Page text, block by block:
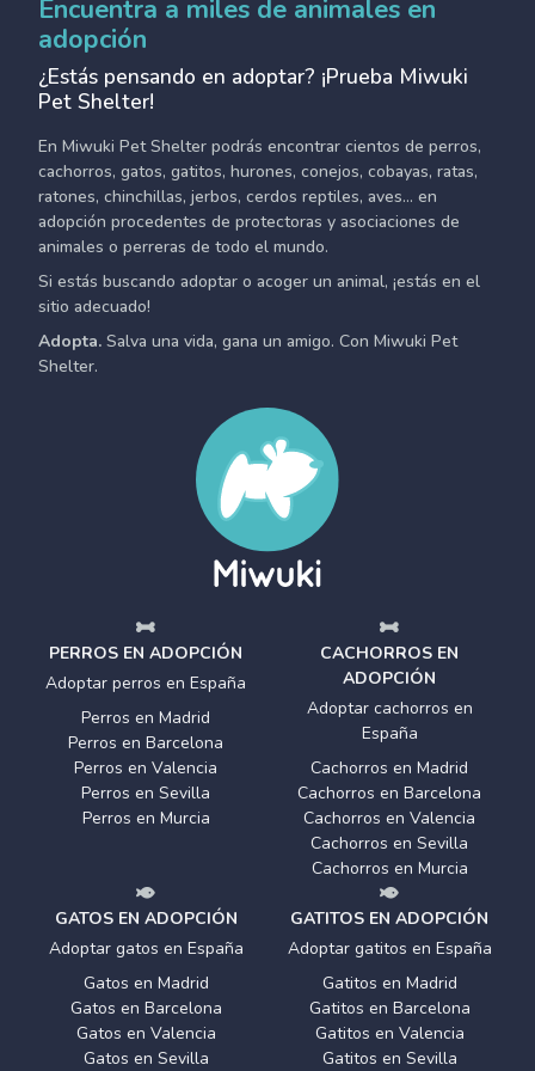
Encuentra a miles de animales en
adopción
¿Estás pensando en adoptar? ¡Prueba Miwuki
Pet Shelter!
En Miwuki Pet Shelter podrás encontrar cientos de perros,
cachorros, gatos, gatitos, hurones, conejos, cobayas, ratas,
ratones, chinchillas, jerbos, cerdos reptiles, aves... en
adopción procedentes de protectoras y asociaciones de
animales o perreras de todo el mundo.
Si estás buscando adoptar o acoger un animal, ¡estás en el
sitio adecuado!
Adopta. Salva una vida, gana un amigo. Con Miwuki Pet
Shelter.
PERROS EN ADOPCIÓN
Adoptar perros en España
Perros en Madrid
Perros en Barcelona
Perros en Valencia
Perros en Sevilla
Perros en Murcia
CACHORROS EN
ADOPCIÓN
Adoptar cachorros en
España
Cachorros en Madrid
Cachorros en Barcelona
Cachorros en Valencia
Cachorros en Sevilla
Cachorros en Murcia
GATOS EN ADOPCIÓN
Adoptar gatos en España
Gatos en Madrid
Gatos en Barcelona
Gatos en Valencia
Gatos en Sevilla
GATITOS EN ADOPCIÓN
Adoptar gatitos en España
Gatitos en Madrid
Gatitos en Barcelona
Gatitos en Valencia
Gatitos en Sevilla